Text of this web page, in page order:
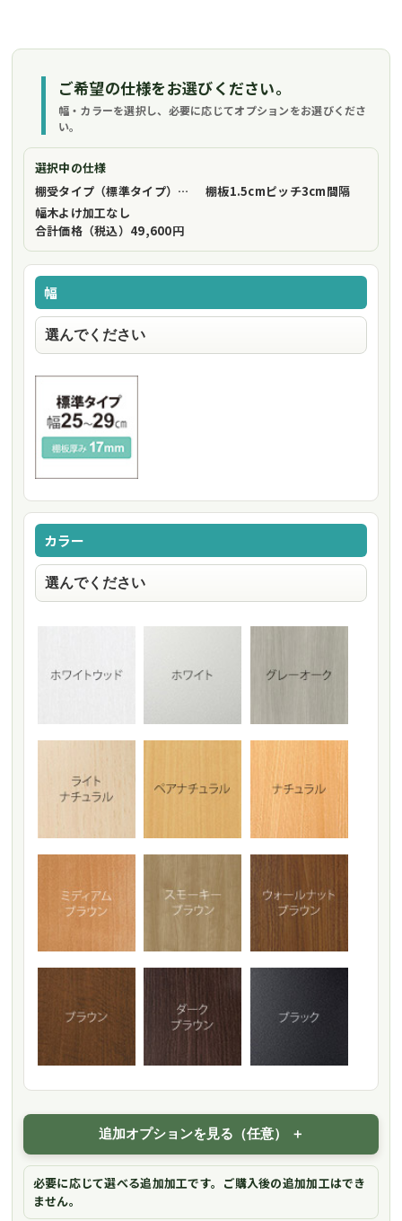
ご希望の仕様をお選びください。
幅・カラーを選択し、必要に応じてオプションをお選びくださ
い。
選択中の仕様
棚受タイプ（標準タイプ）
フリーストップ棚受（標準仕様）
棚板1.5cmピッチ3cm間隔
幅木よけ加工なし
合計価格（税込） 49,600円
幅
カラー
追加オプションを見る（任意）
必要に応じて選べる追加加工です。ご購入後の追加加工はでき
ません。